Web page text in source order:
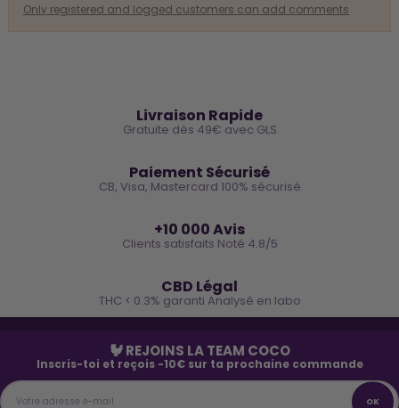
Only registered and logged customers can add comments
Livraison Rapide
Gratuite dès 49€ avec GLS
Paiement Sécurisé
CB, Visa, Mastercard 100% sécurisé
+10 000 Avis
Clients satisfaits Noté 4.8/5
CBD Légal
THC < 0.3% garanti Analysé en labo
🐓 REJOINS LA TEAM COCO
Inscris-toi et reçois -10€ sur ta prochaine commande